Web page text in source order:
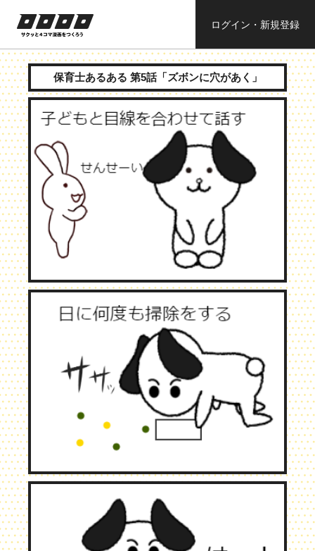
サクッと４コ
ママンガを作
ろう
ログイン・新規登録
保育士あるある 第5話「ズボンに穴があく」